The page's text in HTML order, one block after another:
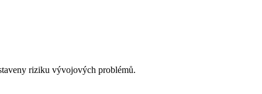
riziku vývojových problémů.